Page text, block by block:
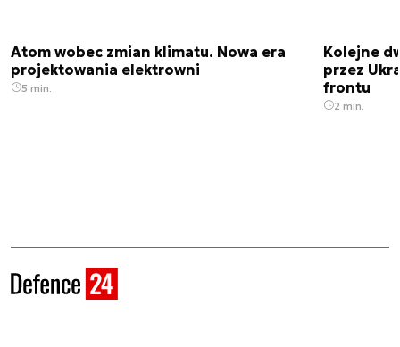
Atom wobec zmian klimatu. Nowa era
projektowania elektrowni
5 min.
Kolejne
przez
frontu
2 min.